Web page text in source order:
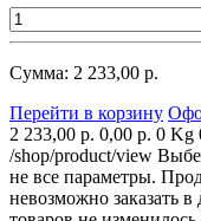
Сумма: 2 233,00 р.
Перейти в корзину
2 233,00 р. 0,00 р. 0 Kg
/shop/product/view
не все параметры.
невозможно заказать